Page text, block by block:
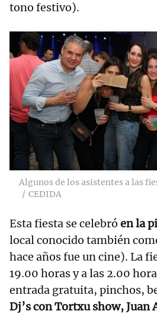
tono festivo).
Algunos de los asistentes a las
CEDIDA
Esta fiesta se celebró en la
local conocido también
hace años fue un cine). La
19.00 horas y a las 2.00
entrada gratuita, pinchos,
Dj’s con Tortxu show, Juan